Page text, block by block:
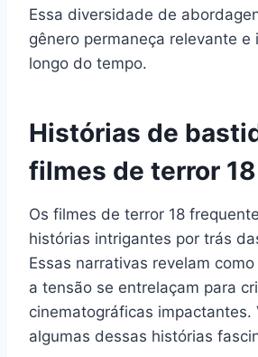
Essa diversidade de
gênero permaneça relevante e
longo do tempo.
Histórias de
filmes de terror 18
Os filmes de terror 18
histórias intrigantes por trás
Essas narrativas revelam
a tensão se entrelaçam para
cinematográficas impactantes.
algumas dessas histórias